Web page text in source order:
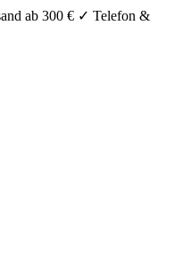
ab 300 € ✓ Telefon &